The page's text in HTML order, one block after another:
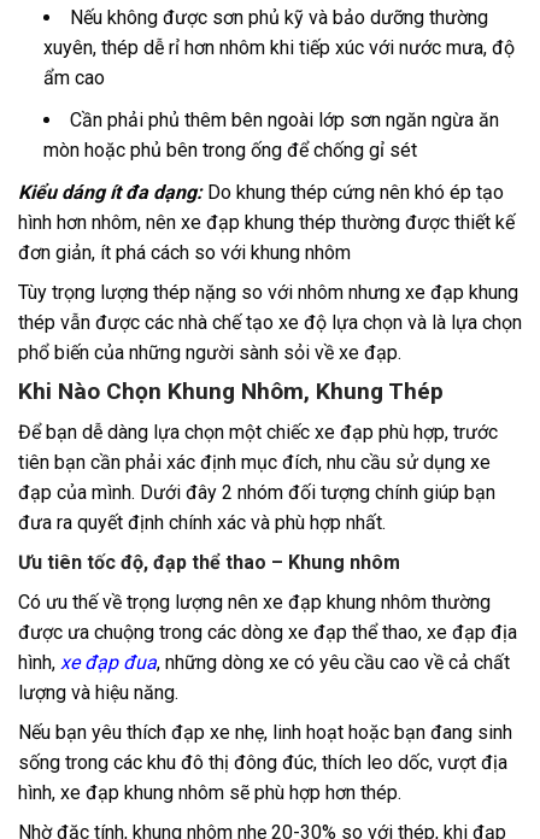
Nếu không được sơn phủ kỹ và bảo dưỡng thường
xuyên, thép dễ rỉ hơn nhôm khi tiếp xúc với nước mưa, độ
ẩm cao
Cần phải phủ thêm bên ngoài lớp sơn ngăn ngừa ăn
mòn hoặc phủ bên trong ống để chống gỉ sét
Kiểu dáng ít đa dạng: Do khung thép cứng nên khó ép tạo
hình hơn nhôm, nên xe đạp khung thép thường được thiết kế
đơn giản, ít phá cách so với khung nhôm
Tùy trọng lượng thép nặng so với nhôm nhưng xe đạp khung
thép vẫn được các nhà chế tạo xe độ lựa chọn và là lựa chọn
phổ biến của những người sành sỏi về xe đạp.
Khi Nào Chọn Khung Nhôm, Khung Thép
Để bạn dễ dàng lựa chọn một chiếc xe đạp phù hợp, trước
tiên bạn cần phải xác định mục đích, nhu cầu sử dụng xe
đạp của mình. Dưới đây 2 nhóm đối tượng chính giúp bạn
đưa ra quyết định chính xác và phù hợp nhất.
Ưu tiên tốc độ, đạp thể thao – Khung nhôm
Có ưu thế về trọng lượng nên xe đạp khung nhôm thường
được ưa chuộng trong các dòng xe đạp thể thao, xe đạp địa
hình, xe đạp đua, những dòng xe có yêu cầu cao về cả chất
lượng và hiệu năng.
Nếu bạn yêu thích đạp xe nhẹ, linh hoạt hoặc bạn đang sinh
sống trong các khu đô thị đông đúc, thích leo dốc, vượt địa
hình, xe đạp khung nhôm sẽ phù hợp hơn thép.
Nhờ đặc tính, khung nhôm nhẹ 20-30% so với thép, khi đạp